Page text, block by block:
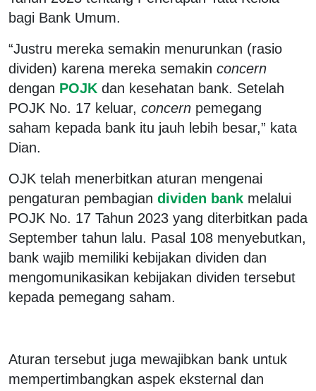
bagi Bank Umum.
“Justru mereka semakin menurunkan (rasio
dividen) karena mereka semakin concern
dengan POJK dan kesehatan bank. Setelah
POJK No. 17 keluar, concern pemegang
saham kepada bank itu jauh lebih besar,” kata
Dian.
OJK telah menerbitkan aturan mengenai
pengaturan pembagian dividen bank melalui
POJK No. 17 Tahun 2023 yang diterbitkan pada
September tahun lalu. Pasal 108 menyebutkan,
bank wajib memiliki kebijakan dividen dan
mengomunikasikan kebijakan dividen tersebut
kepada pemegang saham.
Aturan tersebut juga mewajibkan bank untuk
mempertimbangkan aspek eksternal dan